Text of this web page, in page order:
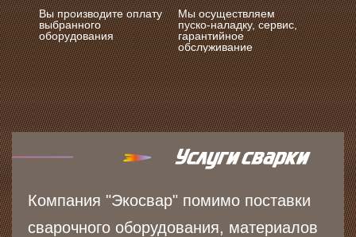
Вы производите оплату
выбранного
оборудования
Мы осуществляем
пуско-наладку, сервис,
гарантийное
обслуживание
Компания "Экосвар" помимо поставки
сварочного оборудования, материалов